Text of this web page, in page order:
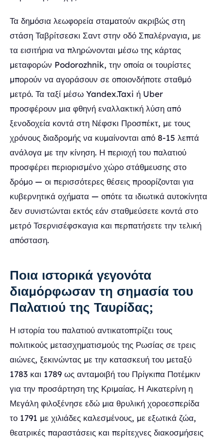
Τα δημόσια λεωφορεία σταματούν ακριβώς στη
στάση Ταβρίτσεσκι Σαντ στην οδό Σπαλέρναγια, με
τα εισιτήρια να πληρώνονται μέσω της κάρτας
μεταφορών Podorozhnik, την οποία οι τουρίστες
μπορούν να αγοράσουν σε οποιονδήποτε σταθμό
μετρό. Τα ταξί μέσω Yandex.Taxi ή Uber
προσφέρουν μια φθηνή εναλλακτική λύση από
ξενοδοχεία κοντά στη Νέφσκι Προσπέκτ, με τους
χρόνους διαδρομής να κυμαίνονται από 8-15 λεπτά
ανάλογα με την κίνηση. Η περιοχή του παλατιού
προσφέρει περιορισμένο χώρο στάθμευσης στο
δρόμο — οι περισσότερες θέσεις προορίζονται για
κυβερνητικά οχήματα — οπότε τα ιδιωτικά αυτοκίνητα
δεν συνιστώνται εκτός εάν σταθμεύσετε κοντά στο
μετρό Τσερνισέφσκαγια και περπατήσετε την τελική
απόσταση.
Ποια ιστορικά γεγονότα
διαμόρφωσαν τη σημασία του
Παλατιού της Ταυρίδας;
Η ιστορία του παλατιού αντικατοπτρίζει τους
πολιτικούς μετασχηματισμούς της Ρωσίας σε τρεις
αιώνες, ξεκινώντας με την κατασκευή του μεταξύ
1783 και 1789 ως ανταμοιβή του Πρίγκιπα Ποτέμκιν
για την προσάρτηση της Κριμαίας. Η Αικατερίνη η
Μεγάλη φιλοξένησε εδώ μια θρυλική χοροεσπερίδα
το 1791 με χιλιάδες καλεσμένους, με εξωτικά ζώα,
θεατρικές παραστάσεις και περίτεχνες διακοσμήσεις